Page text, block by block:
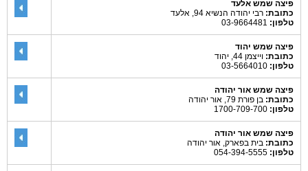
פיצה שמש אלעד
כתובת: רבי יהודה הנשיא 94, אלעד
טלפון:
פיצה שמש יהוד
כתובת: וייצמן 44, יהוד
טלפון:
פיצה שמש אור יהודה
כתובת: בן פורת 79, אור יהודה
טלפון:
פיצה שמש אור יהודה
כתובת: בית בפארק, אור יהודה
טלפון: